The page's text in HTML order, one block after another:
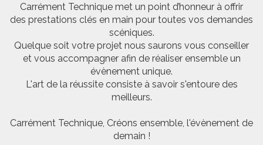
Carrément Technique met un point d’honneur à offrir
des prestations clés en main pour toutes vos demandes
scéniques.
Quelque soit votre projet nous saurons vous conseiller
et vous accompagner afin de réaliser ensemble un
évènement unique.
L'art de la réussite consiste à savoir s'entoure des
meilleurs.
Carrément Technique, Créons ensemble, l'évènement de
demain !